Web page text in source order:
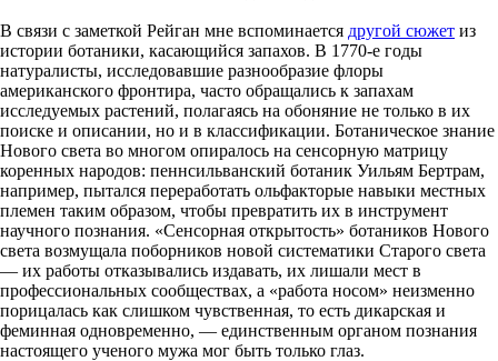
В связи с заметкой Рейган мне вспоминается другой сюжет из
истории ботаники, касающийся запахов. В 1770-е годы
натуралисты, исследовавшие разнообразие флоры
американского фронтира, часто обращались к запахам
исследуемых растений, полагаясь на обоняние не только в их
поиске и описании, но и в классификации. Ботаническое знание
Нового света во многом опиралось на сенсорную матрицу
коренных народов: пеннсильванский ботаник Уильям Бертрам,
например, пытался переработать ольфакторые навыки местных
племен таким образом, чтобы превратить их в инструмент
научного познания. «Сенсорная открытость» ботаников Нового
света возмущала поборников новой систематики Старого света
— их работы отказывались издавать, их лишали мест в
профессиональных сообществах, а «работа носом» неизменно
порицалась как слишком чувственная, то есть дикарская и
феминная одновременно, — единственным органом познания
настоящего ученого мужа мог быть только глаз.